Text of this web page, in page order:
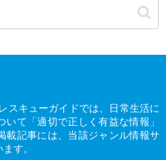
スキューガイドでは、日常生活に
て「適切で正しく有益な情報」
載記事には、当該ジャンル情報サ
す。